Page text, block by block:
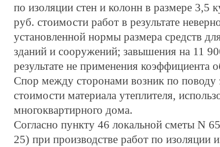
по изоляции стен и колонн в размере 3,5
руб. стоимости работ в результате
установленной нормы размера средств
зданий и сооружений; завышения на 11
результате не применения коэффициента
Спор между сторонами возник по
стоимости материала утеплителя,
многоквартирного дома.
Согласно пункту 46 локальной сметы N
25) при производстве работ по изоляции